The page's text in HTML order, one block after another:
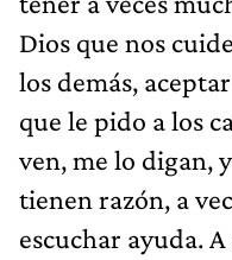
Dios que nos
los demás,
que le pido a los
ven, me lo digan,
tienen razón, a
escuchar ayuda.